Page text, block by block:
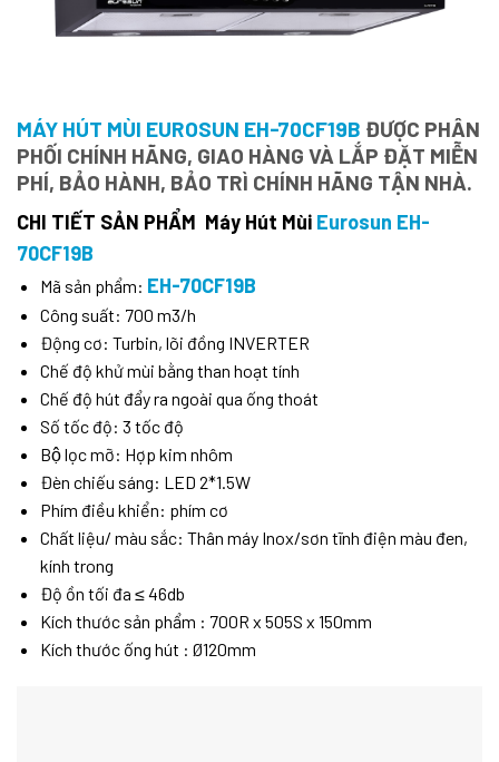
MÁY HÚT MÙI EUROSUN EH-70CF19B ĐƯỢC PHÂN
PHỐI CHÍNH HÃNG, GIAO HÀNG VÀ LẮP ĐẶT MIỄN
PHÍ, BẢO HÀNH, BẢO TRÌ CHÍNH HÃNG TẬN NHÀ.
CHI TIẾT SẢN PHẨM Máy Hút Mùi Eurosun EH-
70CF19B
Mã sản phẩm: EH-70CF19B
Công suất: 700 m3/h
Động cơ: Turbin, lõi đồng INVERTER
Chế độ khử mùi bằng than hoạt tính
Chế độ hút đẩy ra ngoài qua ống thoát
Số tốc độ: 3 tốc độ
Bộ lọc mỡ: Hợp kim nhôm
Đèn chiếu sáng: LED 2*1.5W
Phím điều khiển: phím cơ
Chất liệu/ màu sắc: Thân máy Inox/sơn tĩnh điện màu đen,
kính trong
Độ ồn tối đa ≤ 46db
Kích thước sản phẩm : 700R x 505S x 150mm
Kích thước ống hút : Ø120mm